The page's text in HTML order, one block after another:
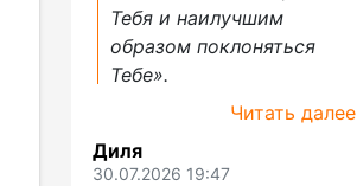
Тебя и наилучшим
образом поклоняться
Тебе».
Читать далее
Диля
30.07.2026 19:47